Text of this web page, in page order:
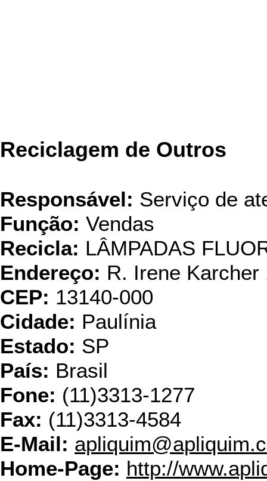
Reciclagem de Outros
Responsável: Serviço de
Função: Vendas
Recicla: LÂMPADAS
Endereço: R. Irene Karcher
CEP: 13140-000
Cidade: Paulínia
Estado: SP
País: Brasil
Fone: (11)3313-1277
Fax: (11)3313-4584
E-Mail:
Home-Page: http://